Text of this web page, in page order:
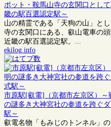
ポット・鞍馬山寺の玄関口とし
畿の駅百選認定駅～
山の精霊である「天狗の山」と
寺の玄関口にある、叡山電車の
近畿の駅百選認定駅。...
ekilog.info
市原駅[叡電]（京都市左京区）～
の謎多き大神宮社の参道を跨ぐ
駅～
叡電名物「もみじのトンネル」